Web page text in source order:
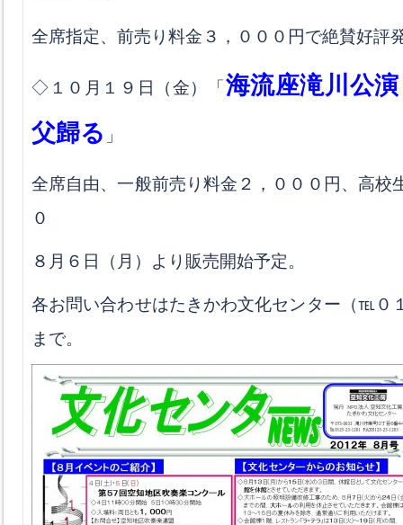
全席指定、前売り料金３，０００円で絶賛好評
◇１０月１９日（金）「海流座滝川公
父歸る 」
全席自由、一般前売り料金２，０００円、高校
０
８月６日（月）より販売開始予定。
各お問い合わせはたきかわ文化センター（℡０
まで。